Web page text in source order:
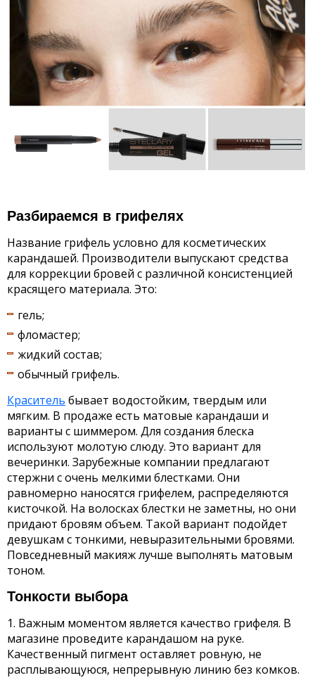
Разбираемся в грифелях
Название грифель условно для косметических
карандашей. Производители выпускают средства
для коррекции бровей с различной консистенцией
красящего материала. Это:
гель;
фломастер;
жидкий состав;
обычный грифель.
Краситель бывает водостойким, твердым или
мягким. В продаже есть матовые карандаши и
варианты с шиммером. Для создания блеска
используют молотую слюду. Это вариант для
вечеринки. Зарубежные компании предлагают
стержни с очень мелкими блестками. Они
равномерно наносятся грифелем, распределяются
кисточкой. На волосках блестки не заметны, но они
придают бровям объем. Такой вариант подойдет
девушкам с тонкими, невыразительными бровями.
Повседневный макияж лучше выполнять матовым
тоном.
Тонкости выбора
Важным моментом является качество грифеля. В
магазине проведите карандашом на руке.
Качественный пигмент оставляет ровную, не
расплывающуюся, непрерывную линию без комков.